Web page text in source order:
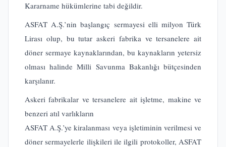
Kararname hükümlerine tabi değildir.
ASFAT A.Ş.’nin başlangıç sermayesi elli milyon Türk
Lirası olup, bu tutar askeri fabrika ve tersanelere ait
döner sermaye kaynaklarından, bu kaynakların yetersiz
olması halinde Milli Savunma Bakanlığı bütçesinden
karşılanır.
Askeri fabrikalar ve tersanelere ait işletme, makine ve
benzeri atıl varlıkların
ASFAT A.Ş.’ye kiralanması veya işletiminin verilmesi ve
döner sermayelerle ilişkileri ile ilgili protokoller, ASFAT